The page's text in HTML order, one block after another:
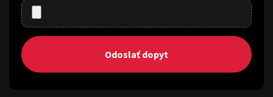
Odoslať dopyt